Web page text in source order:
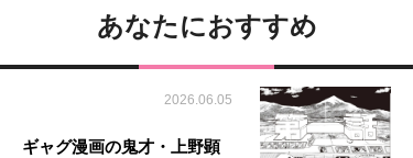
あなたにおすすめ
2026.06.05
ギャグ漫画の鬼才・上野顕